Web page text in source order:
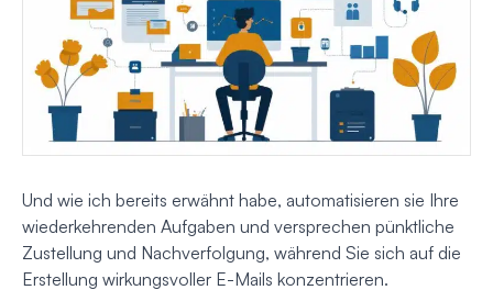
Und wie ich bereits erwähnt habe, automatisieren sie Ihre
wiederkehrenden Aufgaben und versprechen pünktliche
Zustellung und Nachverfolgung, während Sie sich auf die
Erstellung wirkungsvoller E-Mails konzentrieren.